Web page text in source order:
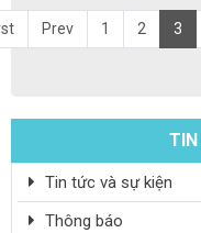
Prev 1 2 3
TIN
Tin tức và sự kiện
Thông báo